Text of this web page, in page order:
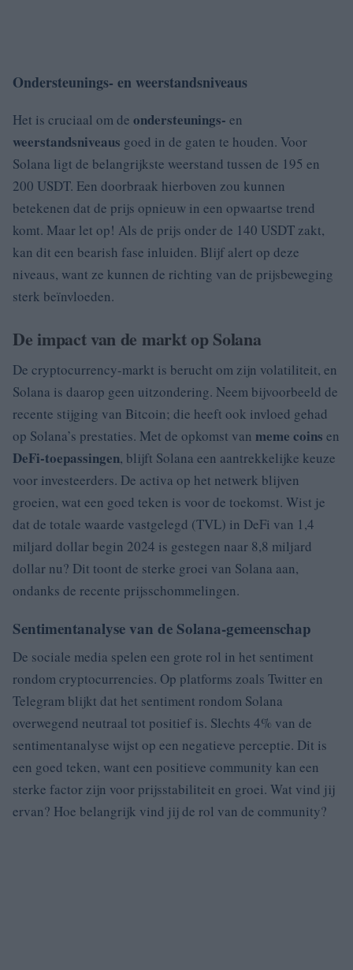
Ondersteunings- en weerstandsniveaus
Het is cruciaal om de ondersteunings- en
weerstandsniveaus goed in de gaten te houden. Voor
Solana ligt de belangrijkste weerstand tussen de 195 en
200 USDT. Een doorbraak hierboven zou kunnen
betekenen dat de prijs opnieuw in een opwaartse trend
komt. Maar let op! Als de prijs onder de 140 USDT zakt,
kan dit een bearish fase inluiden. Blijf alert op deze
niveaus, want ze kunnen de richting van de prijsbeweging
sterk beïnvloeden.
De impact van de markt op Solana
De cryptocurrency-markt is berucht om zijn volatiliteit, en
Solana is daarop geen uitzondering. Neem bijvoorbeeld de
recente stijging van Bitcoin; die heeft ook invloed gehad
op Solana’s prestaties. Met de opkomst van meme coins en
DeFi-toepassingen, blijft Solana een aantrekkelijke keuze
voor investeerders. De activa op het netwerk blijven
groeien, wat een goed teken is voor de toekomst. Wist je
dat de totale waarde vastgelegd (TVL) in DeFi van 1,4
miljard dollar begin 2024 is gestegen naar 8,8 miljard
dollar nu? Dit toont de sterke groei van Solana aan,
ondanks de recente prijsschommelingen.
Sentimentanalyse van de Solana-gemeenschap
De sociale media spelen een grote rol in het sentiment
rondom cryptocurrencies. Op platforms zoals Twitter en
Telegram blijkt dat het sentiment rondom Solana
overwegend neutraal tot positief is. Slechts 4% van de
sentimentanalyse wijst op een negatieve perceptie. Dit is
een goed teken, want een positieve community kan een
sterke factor zijn voor prijsstabiliteit en groei. Wat vind jij
ervan? Hoe belangrijk vind jij de rol van de community?